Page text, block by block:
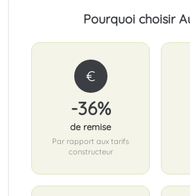
Pourquoi choisir
€
-36%
de remise
Par rapport aux tarifs
constructeur